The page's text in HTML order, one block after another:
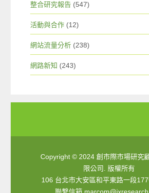
整合研究報告 (547)
活動與合作 (12)
網站流量分析 (238)
網路新知 (243)
Copyright © 2024 創市際市場研究
限公司. 版權所有
106 台北市大安區和平東路一段